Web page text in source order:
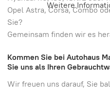
Opel Astra, Corsa, Combo
Sie?
Gemeinsam finden wir es
Kommen Sie bei Autohaus
Sie uns als Ihren
Wir freuen uns darauf, Sie
Weitere